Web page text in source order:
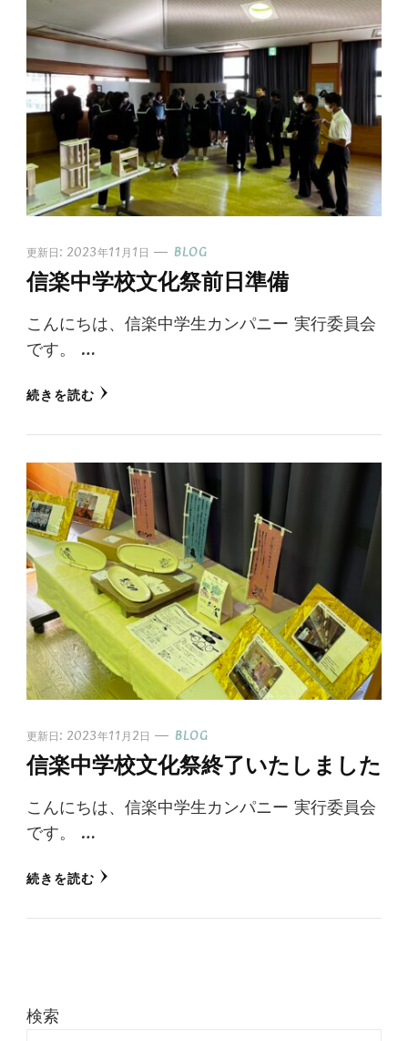
更新日: 2023年11月1日 BLOG
信楽中学校文化祭前日準備
こんにちは、信楽中学生カンパニー 実行委員会
です。 …
続きを読む
更新日: 2023年11月2日 BLOG
信楽中学校文化祭終了いたしました
こんにちは、信楽中学生カンパニー 実行委員会
です。 …
続きを読む
検索